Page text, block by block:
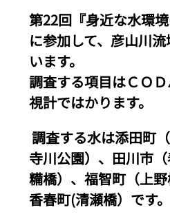
第22回『身近な水環
に参加して、彦山川
います。
調査する項目はＣＯ
視計ではかります。
調査する水は添田町（野田公園、中元
寺川公園）、田川市（
糒橋）、福智町（上野
香春町(清瀬橋）です。